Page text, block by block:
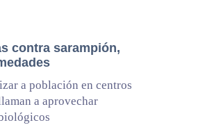
contra sarampión,
a población en centros
a aprovechar